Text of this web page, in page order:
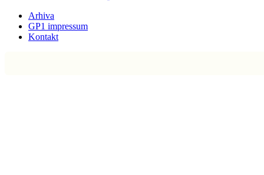
Arhiva
GP1 impressum
Kontakt